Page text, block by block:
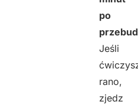
po
Jeśli
rano,
zjedz